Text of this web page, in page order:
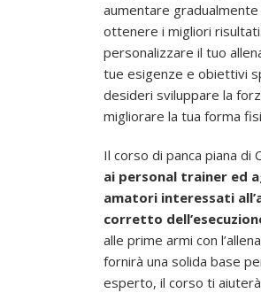
aumentare
ottenere i migliori
personalizzare il tuo
tue esigenze e obiettivi
desideri sviluppare la
migliorare la tua forma
Il corso di panca piana di
ai personal trainer ed
amatori interessati
corretto
alle prime armi con
fornirà una solida base
esperto, il corso ti